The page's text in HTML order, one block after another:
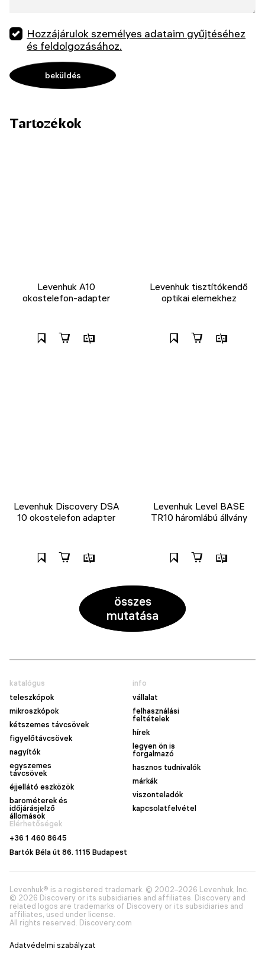
Hozzájárulok személyes adataim gyűjtéséhez
és feldolgozásához.
Tartozékok
Levenhuk A10
okostelefon-adapter
Levenhuk tisztítókendő
optikai elemekhez
Levenhuk Discovery DSA
10 okostelefon adapter
Levenhuk Level BASE
TR10 háromlábú állvány
összes
mutatása
katalógus
teleszkópok
mikroszkópok
kétszemes távcsövek
figyelőtávcsövek
nagyítók
egyszemes
távcsövek
éjjellátó eszközök
barométerek és
időjárásjelző
állomások
info
vállalat
felhasználási
feltételek
hírek
legyen ön is
forgalmazó
hasznos tudnivalók
márkák
viszonteladók
kapcsolatfelvétel
Elérhetőségek
+36 1 460 8645
Bartók Béla út 86. 1115 Budapest
Levenhuk® is a registered trademark. © 2002–2026 Levenhuk, Inc.
© 2026 Discovery or its subsidiaries and affiliates. Discovery and
related logos are trademarks of Discovery or its subsidiaries and
affiliates, used under license.
All rights reserved. Discovery.com
Adatvédelmi szabályzat